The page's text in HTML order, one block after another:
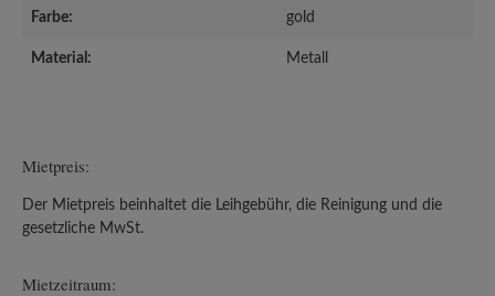
Farbe: gold
Material: Metall
Mietpreis:
Der Mietpreis beinhaltet die Leihgebühr, die Reinigung und die
gesetzliche MwSt.
Mietzeitraum: